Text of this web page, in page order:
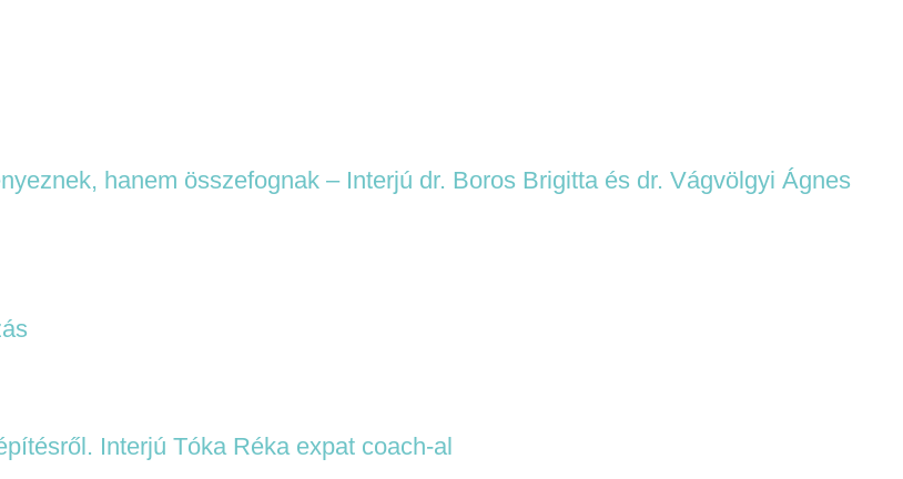
hanem összefognak – Interjú dr. Boros Brigitta és dr. Vágvölgyi Ágnes
Interjú Tóka Réka expat coach-al